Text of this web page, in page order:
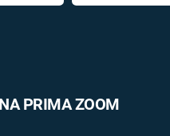
PRIMA ZOOM